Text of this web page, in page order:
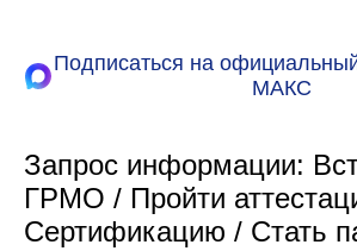
Подписаться на
МАКС
Запрос информации:
ГРМО / Пройти
Сертификацию / Стать